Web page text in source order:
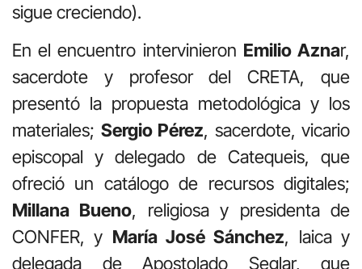
sigue creciendo).
En el encuentro intervinieron Emilio Aznar,
sacerdote y profesor del CRETA, que
presentó la propuesta metodológica y los
materiales; Sergio Pérez, sacerdote, vicario
episcopal y delegado de Catequeis, que
ofreció un catálogo de recursos digitales;
Millana Bueno, religiosa y presidenta de
CONFER, y María José Sánchez, laica y
delegada de Apostolado Seglar, que